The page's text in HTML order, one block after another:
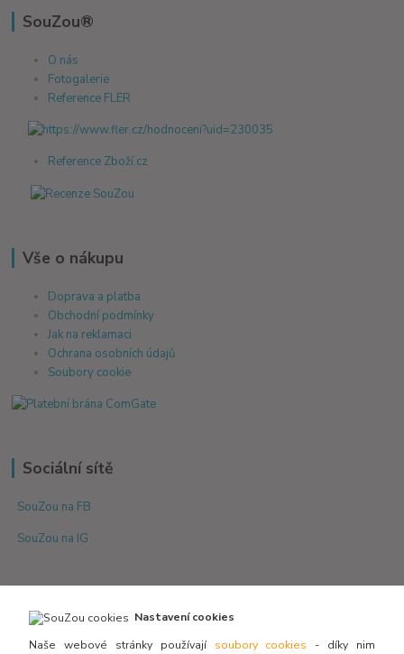
SouZou®
O nás
Fotogalerie
Reference FLER
Reference Zboží.cz
Vše o nákupu
Doprava a platba
Obchodní podmínky
Jak na reklamaci
Ochrana osobních údajů
Soubory cookie
Sociální sítě
SouZou na FB
SouZou na IG
Nastavení cookies
Naše webové stránky používají soubory cookies - díky nim